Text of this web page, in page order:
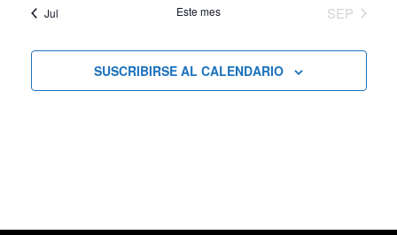
Jul Este mes SEP
SUSCRIBIRSE AL CALENDARIO